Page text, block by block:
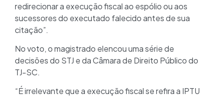
redirecionar a execução fiscal ao espólio ou aos
sucessores do executado falecido antes de sua
citação”.
No voto, o magistrado elencou uma série de
decisões do STJ e da Câmara de Direito Público do
TJ-SC.
“É irrelevante que a execução fiscal se refira a IPTU